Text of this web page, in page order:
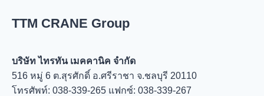
TTM CRANE Group
บริษัท ไทรทัน เมคคานิค จำกัด
516 หมู่ 6 ต.สุรศักดิ์ อ.ศรีราชา จ.ชลบุรี 20110
โทรศัพท์: 038-339-265 แฟกซ์: 038-339-267